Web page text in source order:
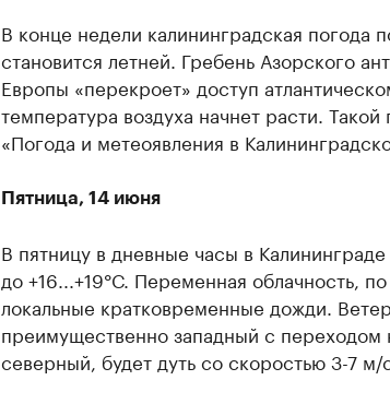
В конце недели калининградская погода
становится летней. Гребень Азорского
Европы «перекроет» доступ
температура воздуха начнет расти.
«Погода и метеоявления в
Пятница, 14 июня
В пятницу в дневные часы в
до +16...+19°С. Переменная облачность,
локальные кратковременные дожди.
преимущественно западный с переходом
северный, будет дуть со скоростью 3-7 м/